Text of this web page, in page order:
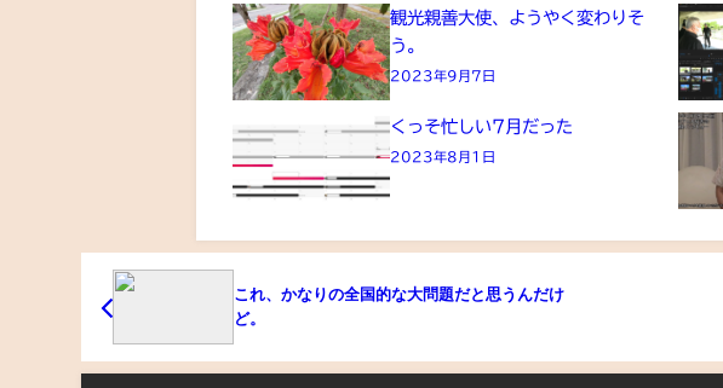
観光親善大使、ようやく変わりそ
う。
2023年9月7日
くっそ忙しい7月だった
2023年8月1日
これ、かなりの全国的な大問題だと思うんだけ
ど。